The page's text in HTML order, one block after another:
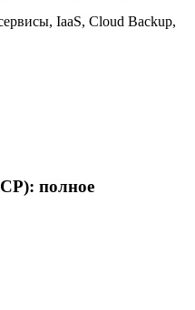
, IaaS, Cloud Backup,
полное